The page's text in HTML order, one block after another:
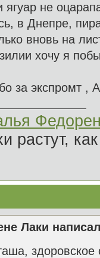
ягуар не
в Днепре,
вновь на
хочу я
за экспромт ,
растут,
Лаки
здоровское